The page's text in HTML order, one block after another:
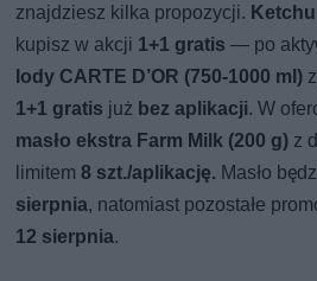
znajdziesz kilka propozycji.
kupisz w akcji 1+1 gratis — po
lody CARTE D’OR (750-1000 ml)
1+1 gratis już bez aplikacji. W
masło ekstra Farm Milk (200 g) z
limitem8 szt./aplikację. Masło
sierpnia, natomiast pozostałe
12 sierpnia.